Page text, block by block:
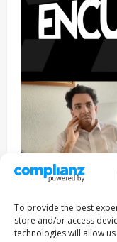
To provide the best
store and/or access
technologies will allow
Entrevista
ENCUENTROS
RIVEROLL